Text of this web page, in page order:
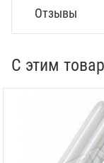
Отзывы
С этим